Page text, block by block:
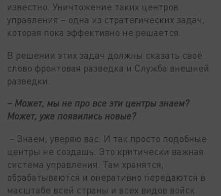
известно. Уничтожение таких центров
управления – одна из стратегических задач,
которая пока эффективно не решается.
В решении этих задач должны сказать своё
слово фронтовая разведка и Служба внешней
разведки.
– Может, мы не про все эти центры знаем?
Может, уже появились новые?
– Знаем, уверяю вас. И так просто подобные
центры не создашь. Это критически важная
система управления. Там хранятся,
обрабатываются и оперативно передаются в
масштабе всей страны и всех видов войск